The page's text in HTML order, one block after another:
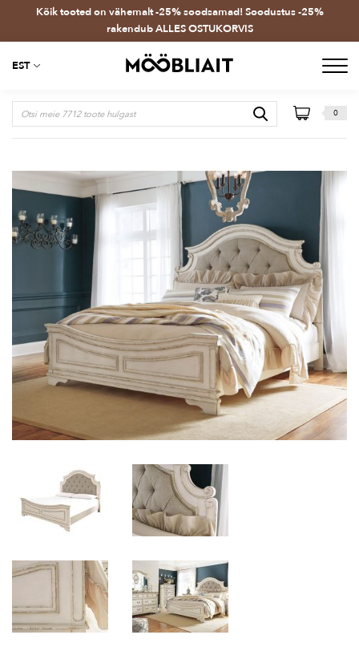
Kõik tooted on vähemalt -25% soodsamad! Soodustus -25%
rakendub ALLES OSTUKORVIS
EST
0